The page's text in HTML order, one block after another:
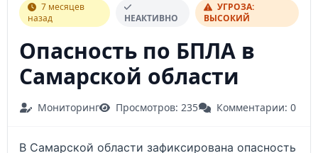
7 месяцев
назад
НЕАКТИВНО
УГРОЗА:
ВЫСОКИЙ
Опасность по БПЛА в
Самарской области
Мониторинг Просмотров: 235 Комментарии: 0
В Самарской области зафиксирована опасность